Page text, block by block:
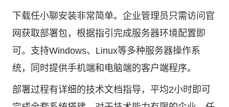
下载任小聊安装非常简单。企业管理员只需访问官
网获取部署包，根据指引完成服务器环境配置即
可。支持Windows、Linux等多种服务器操作系
统，同时提供手机端和电脑端的客户端程序。
部署过程有详细的技术文档指导，平均2小时即可